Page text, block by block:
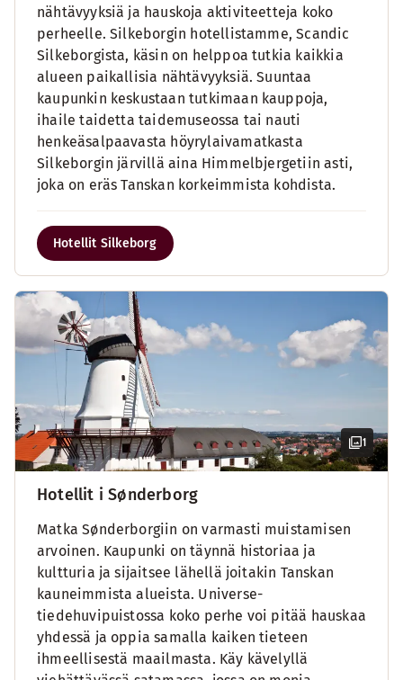
nähtävyyksiä ja hauskoja aktiviteetteja koko
perheelle. Silkeborgin hotellistamme, Scandic
Silkeborgista, käsin on helppoa tutkia kaikkia
alueen paikallisia nähtävyyksiä. Suuntaa
kaupunkin keskustaan tutkimaan kauppoja,
ihaile taidetta taidemuseossa tai nauti
henkeäsalpaavasta höyrylaivamatkasta
Silkeborgin järvillä aina Himmelbjergetiin asti,
joka on eräs Tanskan korkeimmista kohdista.
Hotellit Silkeborg
1
Hotellit i Sønderborg
Matka Sønderborgiin on varmasti muistamisen
arvoinen. Kaupunki on täynnä historiaa ja
kultturia ja sijaitsee lähellä joitakin Tanskan
kauneimmista alueista. Universe-
tiedehuvipuistossa koko perhe voi pitää hauskaa
yhdessä ja oppia samalla kaiken tieteen
ihmeellisestä maailmasta. Käy kävelyllä